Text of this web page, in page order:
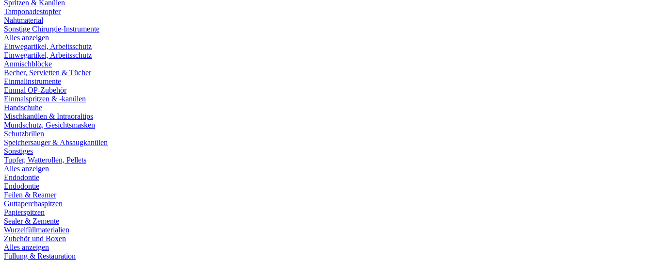
Spritzen & Kanülen
Tamponadestopfer
Nahtmaterial
Sonstige Chirurgie-Instrumente
Alles anzeigen
Einwegartikel, Arbeitsschutz
Einwegartikel, Arbeitsschutz
Anmischblöcke
Becher, Servietten & Tücher
Einmalinstrumente
Einmal OP-Zubehör
Einmalspritzen & -kanülen
Handschuhe
Mischkanülen & Intraoraltips
Mundschutz, Gesichtsmasken
Schutzbrillen
Speichersauger & Absaugkanülen
Sonstiges
Tupfer, Watterollen, Pellets
Alles anzeigen
Endodontie
Endodontie
Feilen & Reamer
Guttaperchaspitzen
Papierspitzen
Sealer & Zemente
Wurzelfüllmaterialien
Zubehör und Boxen
Alles anzeigen
Füllung & Restauration